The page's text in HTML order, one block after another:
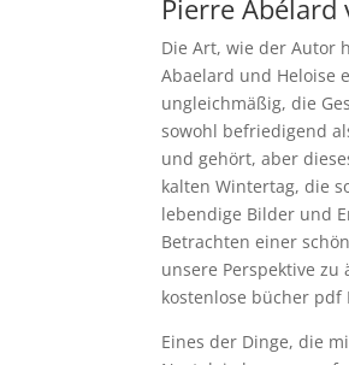
Pierre Abélard
Die Art, wie der Autor
Abaelard und Heloise
ungleichmäßig, die
sowohl befriedigend
und gehört, aber
kalten Wintertag, die
lebendige Bilder und
Betrachten einer
unsere Perspektive
kostenlose bücher
Eines der Dinge, die